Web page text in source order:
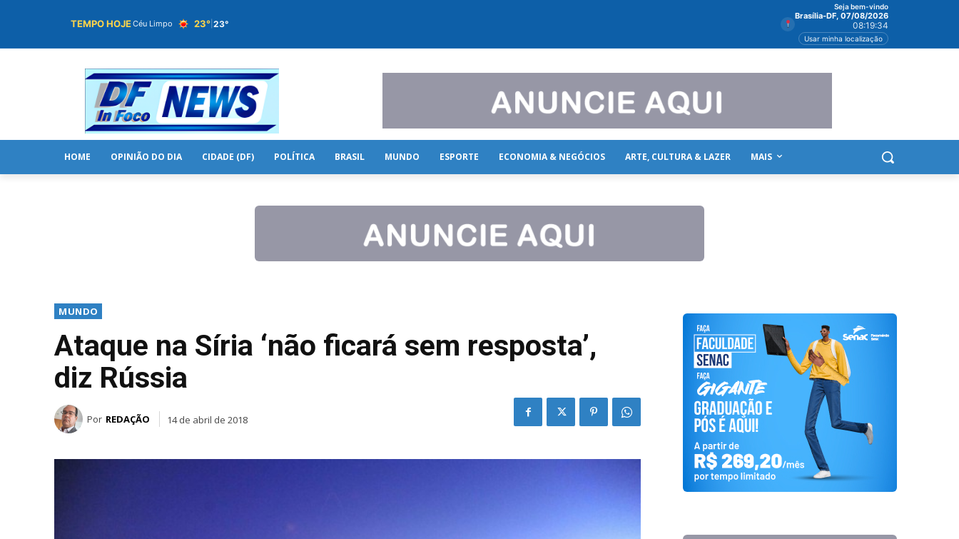
TEMPO HOJECéu Limpo 23° 23°
Seja bem-vindo
Brasília-DF, 07/08/2026
08:19:34
Usar minha localização
HOME OPINIÃO DO DIA CIDADE (DF) POLÍTICA BRASIL MUNDO ESPORTE ECONOMIA & NEGÓCIOS ARTE, CULTURA & LAZER MAIS
MUNDO
Ataque na Síria ‘não ficará sem resposta’,
diz Rússia
Por REDAÇÃO 14 de abril de 2018